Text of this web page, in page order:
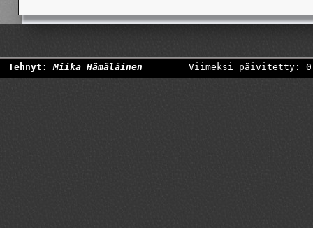
Tehnyt:Miika Hämäläinen Viimeksi päivitetty: